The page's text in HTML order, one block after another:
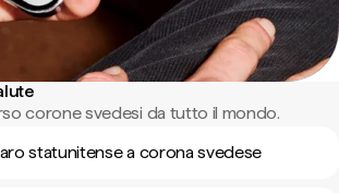
corone svedesi da tutto il mondo.
statunitense a corona svedese